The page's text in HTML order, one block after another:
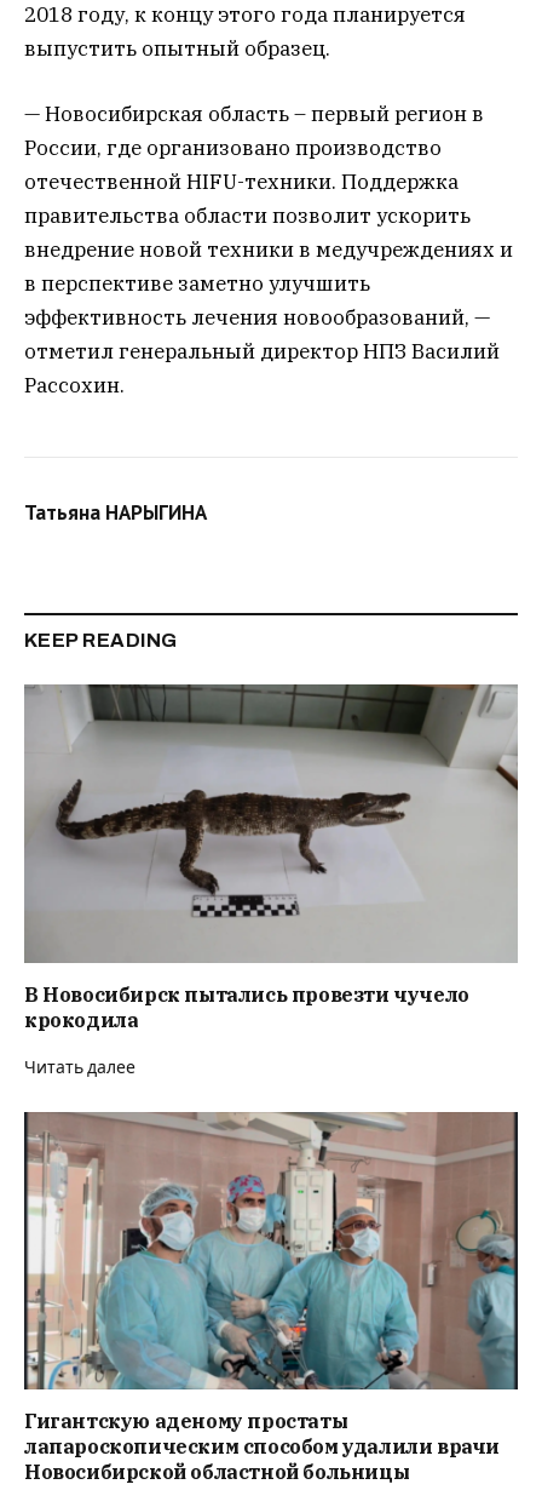
2018 году, к концу этого года планируется
выпустить опытный образец.
— Новосибирская область – первый регион в
России, где организовано производство
отечественной HIFU-техники. Поддержка
правительства области позволит ускорить
внедрение новой техники в медучреждениях и
в перспективе заметно улучшить
эффективность лечения новообразований, —
отметил генеральный директор НПЗ Василий
Рассохин.
Татьяна НАРЫГИНА
KEEP READING
В Новосибирск пытались провезти чучело
крокодила
Читать далее
Гигантскую аденому простаты
лапароскопическим способом удалили врачи
Новосибирской областной больницы